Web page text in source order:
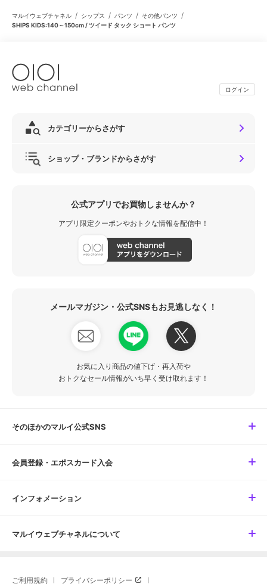
マルイウェブチャネル / シップス / パンツ / その他パンツ /
SHIPS KIDS:140～150cm / ツイード タック ショート パンツ
ログイン
カテゴリーからさがす
ショップ・ブランドからさがす
公式アプリでお買物しませんか？
アプリ限定クーポンやおトクな情報を配信中！
メールマガジン・公式SNSもお見逃しなく！
お気に入り商品の値下げ・再入荷や
おトクなセール情報がいち早く受け取れます！
そのほかのマルイ公式SNS
会員登録・エポスカード入会
インフォメーション
マルイウェブチャネルについて
ご利用規約 プライバシーポリシー